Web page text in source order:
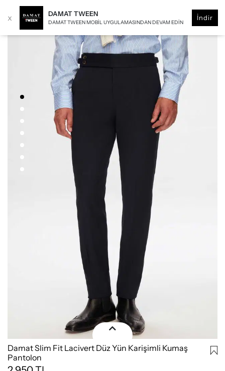
x DAMAT TWEEN
DAMAT TWEEN MOBIL UYGULAMASINDAN DEVAM EDIN
İndir
Damat Slim Fit Lacivert Düz Yün Karişimli Kumaş
Pantolon